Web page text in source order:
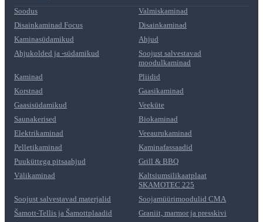
Soodus
Valmiskaminad
Disainkaminad Focus
Disainkaminad
Kaminasüdamikud
Ahjud
Ahjukolded ja -südamikud
Soojust salvestavad
moodulkaminad
Kaminad
Pliidid
Korstnad
Gaasikaminad
Gaasisüdamikud
Veeküte
Saunakerised
Biokaminad
Elektrikaminad
Veeaurukaminad
Pelletikaminad
Kaminafassaadid
Puuküttega pitsaahjud
Grill & BBQ
Välikaminad
Kaltsiumsilikaatplaat
SKAMOTEC 225
Soojust salvestavad materjalid
Soojamüürimoodulid CMA
Šamott-Tellis ja Šamottplaadid
Graniit, marmor ja presskivi